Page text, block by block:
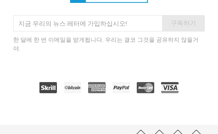
구독하기
한 달에 한 번 이메일을 받게됩니다. 우리는 결코 그것을 공유하지 않을거
야.